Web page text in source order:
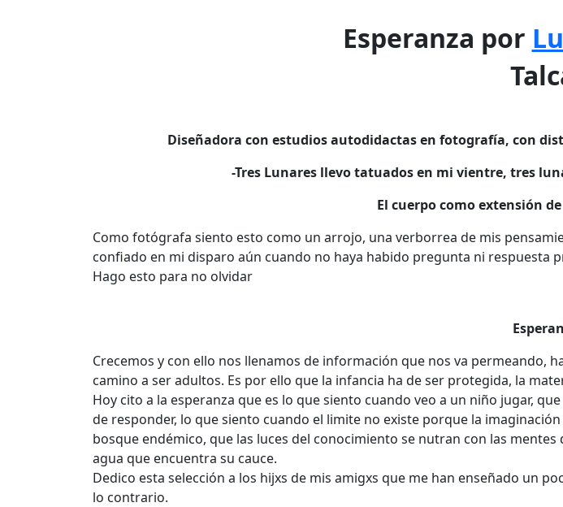
Esperanza por
Diseñadora con estudios autodidactas en fotografía, con
-Tres Lunares llevo tatuados en mi vientre, tres
El cuerpo como extensión
Como fotógrafa siento esto como un arrojo, una verborrea de mis
confiado en mi disparo aún cuando no haya habido pregunta ni respuesta
Hago esto para no olvidar
Crecemos y con ello nos llenamos de información que nos va permeando,
camino a ser adultos. Es por ello que la infancia ha de ser protegida, la
Hoy cito a la esperanza que es lo que siento cuando veo a un niño jugar,
de responder, lo que siento cuando el limite no existe porque la
bosque endémico, que las luces del conocimiento se nutran con las
agua que encuentra su cauce.
Dedico esta selección a los hijxs de mis amigxs que me han enseñado un
lo contrario.